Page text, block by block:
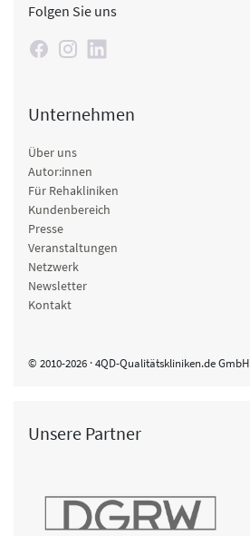
Folgen Sie uns
Unternehmen
Über uns
Autor:innen
Für Rehakliniken
Kundenbereich
Presse
Veranstaltungen
Netzwerk
Newsletter
Kontakt
© 2010-2026 · 4QD-Qualitätskliniken.de GmbH
Unsere Partner